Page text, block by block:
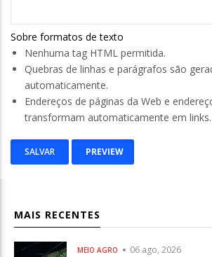
Sobre formatos de texto
Nenhuma tag HTML permitida.
Quebras de linhas e parágrafos são
automaticamente.
Endereços de páginas da Web e
transformam automaticamente em links.
MAIS RECENTES
MEIO AGRO 06 ago, 2026